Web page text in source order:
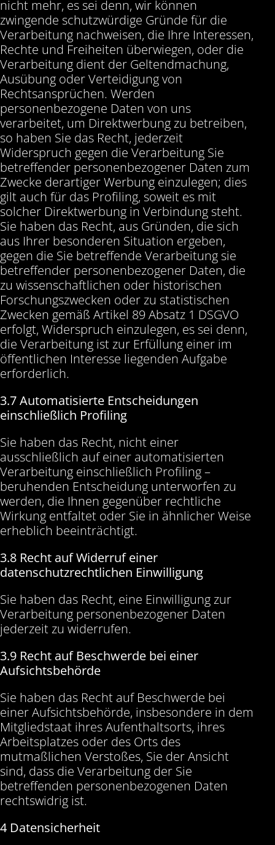
nicht mehr, es sei denn, wir können
zwingende schutzwürdige Gründe für die
Verarbeitung nachweisen, die Ihre Interessen,
Rechte und Freiheiten überwiegen, oder die
Verarbeitung dient der Geltendmachung,
Ausübung oder Verteidigung von
Rechtsansprüchen. Werden
personenbezogene Daten von uns
verarbeitet, um Direktwerbung zu betreiben,
so haben Sie das Recht, jederzeit
Widerspruch gegen die Verarbeitung Sie
betreffender personenbezogener Daten zum
Zwecke derartiger Werbung einzulegen; dies
gilt auch für das Profiling, soweit es mit
solcher Direktwerbung in Verbindung steht.
Sie haben das Recht, aus Gründen, die sich
aus Ihrer besonderen Situation ergeben,
gegen die Sie betreffende Verarbeitung sie
betreffender personenbezogener Daten, die
zu wissenschaftlichen oder historischen
Forschungszwecken oder zu statistischen
Zwecken gemäß Artikel 89 Absatz 1 DSGVO
erfolgt, Widerspruch einzulegen, es sei denn,
die Verarbeitung ist zur Erfüllung einer im
öffentlichen Interesse liegenden Aufgabe
erforderlich.
3.7 Automatisierte Entscheidungen
einschließlich Profiling
Sie haben das Recht, nicht einer
ausschließlich auf einer automatisierten
Verarbeitung einschließlich Profiling –
beruhenden Entscheidung unterworfen zu
werden, die Ihnen gegenüber rechtliche
Wirkung entfaltet oder Sie in ähnlicher Weise
erheblich beeinträchtigt.
3.8 Recht auf Widerruf einer
datenschutzrechtlichen Einwilligung
Sie haben das Recht, eine Einwilligung zur
Verarbeitung personenbezogener Daten
jederzeit zu widerrufen.
3.9 Recht auf Beschwerde bei einer
Aufsichtsbehörde
Sie haben das Recht auf Beschwerde bei
einer Aufsichtsbehörde, insbesondere in dem
Mitgliedstaat ihres Aufenthaltsorts, ihres
Arbeitsplatzes oder des Orts des
mutmaßlichen Verstoßes, Sie der Ansicht
sind, dass die Verarbeitung der Sie
betreffenden personenbezogenen Daten
rechtswidrig ist.
4 Datensicherheit